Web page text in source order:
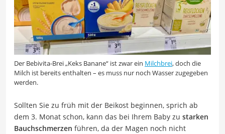
Der Bebivita-Brei „Keks Banane“ ist zwar ein Milchbrei, doch die
Milch ist bereits enthalten – es muss nur noch Wasser zugegeben
werden.
Sollten Sie zu früh mit der Beikost beginnen, sprich ab
dem 3. Monat schon, kann das bei Ihrem Baby zu starken
Bauchschmerzen führen, da der Magen noch nicht